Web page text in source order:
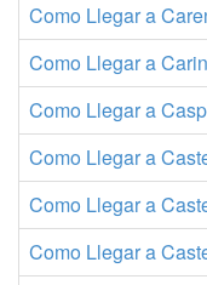
Como Llegar a
Como Llegar a
Como Llegar a
Como Llegar a
Como Llegar a
Como Llegar a